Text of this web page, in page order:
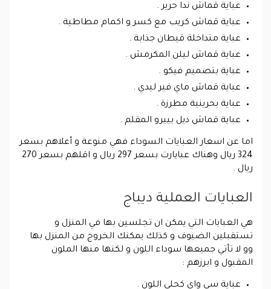
عباية قماش ندا حرير .
عباية قماش كريب مع كسر و اكمام مطاطية .
عباية متداخلة قيطان جذابة .
عباية قماش ليلن المكرمش .
عباية بتصميم فيكو .
عباية قماش ماي فير ليدي .
عباية بحرينية مطرزة .
عباية قماش ديل بييرو المقلم .
اما عن اسعار العبايات السوداء فهي منوعة و أعلاهم بسعر
324 ريال وهناك عبايارت بسعر 297 ريال و اقلهم بسعر 270
ريال .
العبايات العملية ديباج
هي العبايات التي يمكن ان تجلسين بها في المنزل و
تستقبلين الضيوف و كذلك يمكنك الخروج من المنزل بها
وو لا تأتي جميعها سوداء اللون و لكنها منها الملون
المقبول و ابرزهم :
عباية سي واي كحلي اللون .